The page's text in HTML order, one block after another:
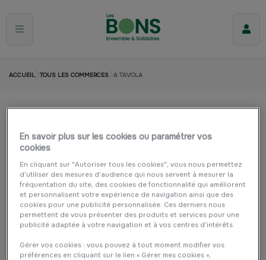
ACCUEIL TOUS LES COMMERCES A TAVOLA
HERBIGNACCuisine et maisonRestauration
Commerce de bouche
En savoir plus sur les cookies ou paramétrer vos
cookies
En cliquant sur "Autoriser tous les cookies", vous nous permettez
d’utiliser des mesures d’audience qui nous servent à mesurer la
fréquentation du site, des cookies de fonctionnalité qui améliorent
et personnalisent votre expérience de navigation ainsi que des
cookies pour une publicité personnalisée. Ces derniers nous
permettent de vous présenter des produits et services pour une
publicité adaptée à votre navigation et à vos centres d’intérêts.
Gérer vos cookies : vous pouvez à tout moment modifier vos
préférences en cliquant sur le lien « Gérer mes cookies »,